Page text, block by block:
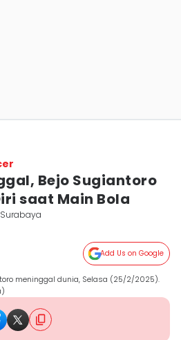
Bejo Sugiantoro
saat Main Bola
Add Us on Google
meninggal dunia, Selasa (25/2/2025).